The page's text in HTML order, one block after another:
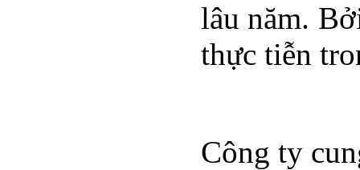
lâu năm.
thực tiễn
Công ty